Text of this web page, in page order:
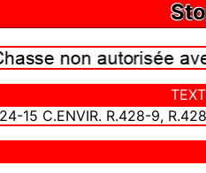
15 C.ENVIR. R.428-9,